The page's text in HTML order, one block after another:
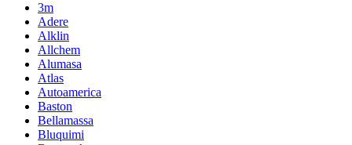
3m
Adere
Alklin
Allchem
Alumasa
Atlas
Autoamerica
Baston
Bellamassa
Bluquimi